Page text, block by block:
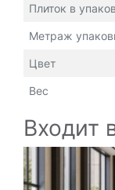
Плиток в
Метраж
Цвет
Вес
Входит